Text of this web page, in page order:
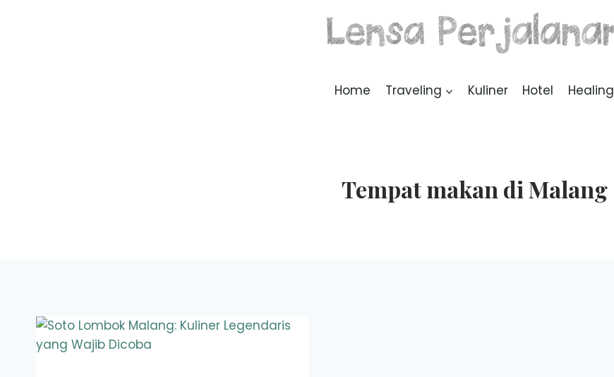
Home Traveling Kuliner Hotel Healing
Tempat makan di Malang